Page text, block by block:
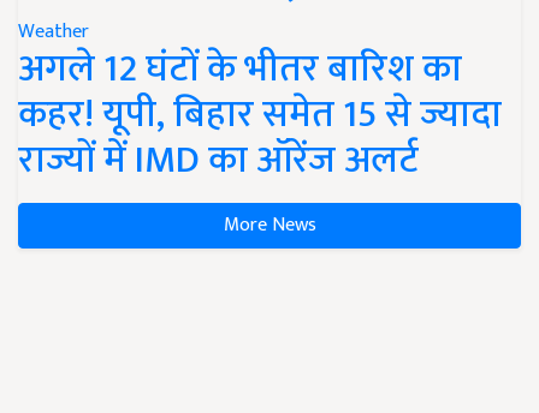
Weather
अगले 12 घंटों के भीतर बारिश का
कहर! यूपी, बिहार समेत 15 से ज्यादा
राज्यों में IMD का ऑरेंज अलर्ट
More News